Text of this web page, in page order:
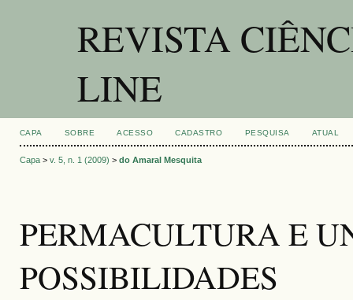
REVISTA
LINE
CAPA SOBRE ACESSO CADASTRO PESQUISA ATUAL
Capa> v. 5, n. 1 (2009) > do Amaral Mesquita
PERMACULTURA E
POSSIBILIDADES